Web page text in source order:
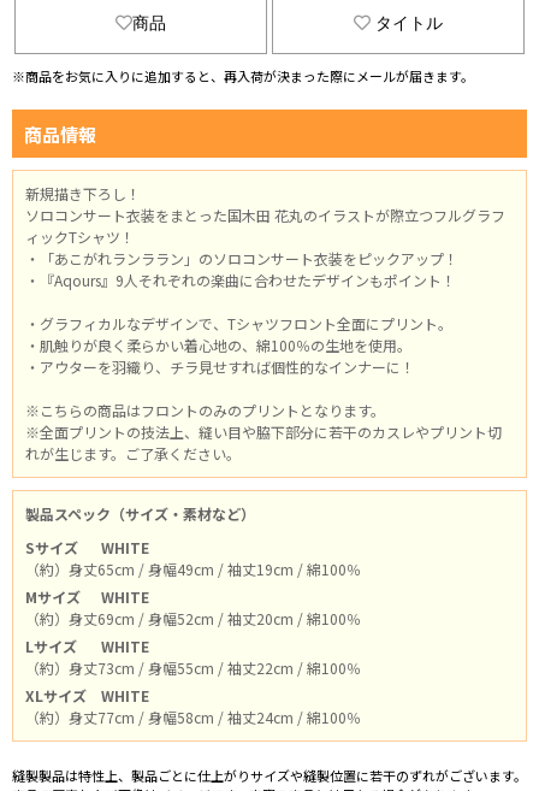
商品 タイトル
※商品をお気に入りに追加すると、再入荷が決まった際にメールが届きます。
商品情報
新規描き下ろし！
ソロコンサート衣装をまとった国木田 花丸のイラストが際立つフルグラフ
ィックTシャツ！
・「あこがれランララン」のソロコンサート衣装をピックアップ！
・『Aqours』9人それぞれの楽曲に合わせたデザインもポイント！
・グラフィカルなデザインで、Tシャツフロント全面にプリント。
・肌触りが良く柔らかい着心地の、綿100％の生地を使用。
・アウターを羽織り、チラ見せすれば個性的なインナーに！
※こちらの商品はフロントのみのプリントとなります。
※全面プリントの技法上、縫い目や脇下部分に若干のカスレやプリント切
れが生じます。ご了承ください。
製品スペック（サイズ・素材など）
Sサイズ
WHITE
（約）身丈65cm / 身幅49cm / 袖丈19cm / 綿100％
Mサイズ
WHITE
（約）身丈69cm / 身幅52cm / 袖丈20cm / 綿100％
Lサイズ
WHITE
（約）身丈73cm / 身幅55cm / 袖丈22cm / 綿100％
XLサイズ
WHITE
（約）身丈77cm / 身幅58cm / 袖丈24cm / 綿100％
縫製製品は特性上、製品ごとに仕上がりサイズや縫製位置に若干のずれがございます。